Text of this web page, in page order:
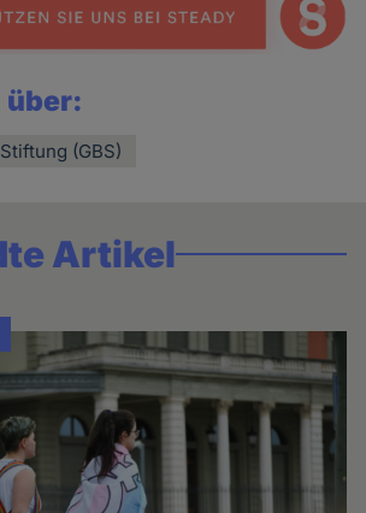
über:
(GBS)
Artikel